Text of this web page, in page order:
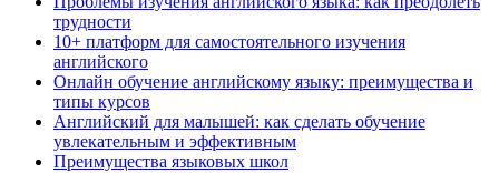
трудности
10+ платформ для самостоятельного изучения
английского
Онлайн обучение английскому языку: преимущества и
типы курсов
Английский для малышей: как сделать обучение
увлекательным и эффективным
Преимущества языковых школ